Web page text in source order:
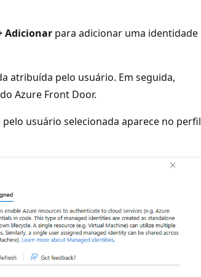
Adicionar para adicionar uma identidade
atribuída pelo usuário. Em seguida,
Azure Front Door.
usuário selecionada aparece no perfil